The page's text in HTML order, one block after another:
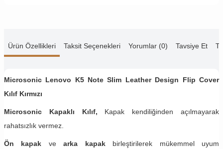
Ürün Özellikleri Taksit Seçenekleri Yorumlar (0) Tavsiye Et
Microsonic Lenovo K5 Note​ Slim Leather Design Flip Cover
Kılıf Kırmızı
Microsonic Kapaklı Kılıf, Kapak kendiliğinden açılmayarak
rahatsızlık vermez.
Ön kapak vearka kapakbirleştirilerek mükemmel uyum